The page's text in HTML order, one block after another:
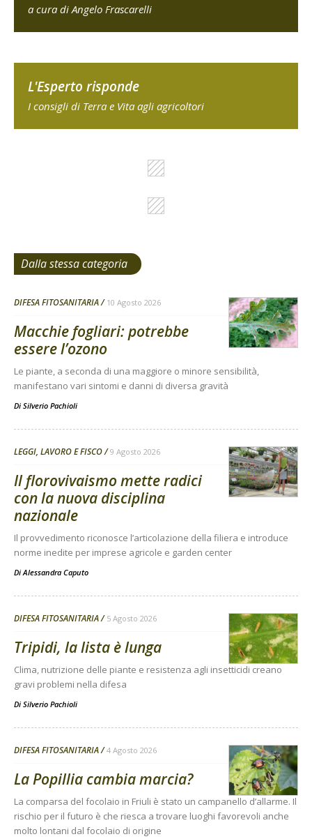
a cura di Angelo Frascarelli
L'Esperto risponde
I consigli di Terra e Vita agli agricoltori
Dalla stessa categoria
DIFESA FITOSANITARIA 10 Agosto 2026
Macchie fogliari: potrebbe
essere l’ozono
Le piante, a seconda di una maggiore o minore sensibilità,
manifestano vari sintomi e danni di diversa gravità
Di Silverio Pachioli
LEGGI, LAVORO E FISCO 9 Agosto 2026
Il florovivaismo mette radici
con la nuova disciplina
nazionale
Il provvedimento riconosce l’articolazione della filiera e introduce
norme inedite per imprese agricole e garden center
Di Alessandra Caputo
DIFESA FITOSANITARIA 5 Agosto 2026
Tripidi, la lista è lunga
Clima, nutrizione delle piante e resistenza agli insetticidi creano
gravi problemi nella difesa
Di Silverio Pachioli
DIFESA FITOSANITARIA 4 Agosto 2026
La Popillia cambia marcia?
La comparsa del focolaio in Friuli è stato un campanello d’allarme. Il
rischio per il futuro è che riesca a trovare luoghi favorevoli anche
molto lontani dal focolaio di origine